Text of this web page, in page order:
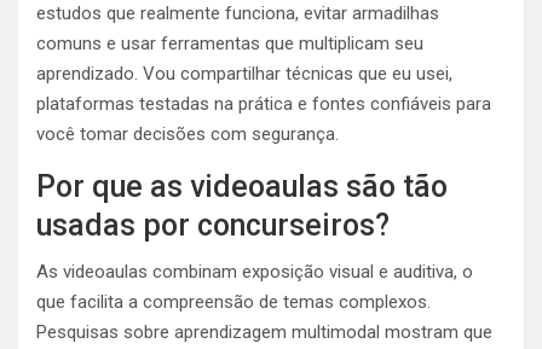
estudos que realmente funciona, evitar armadilhas
comuns e usar ferramentas que multiplicam seu
aprendizado. Vou compartilhar técnicas que eu usei,
plataformas testadas na prática e fontes confiáveis para
você tomar decisões com segurança.
Por que as videoaulas são tão
usadas por concurseiros?
As videoaulas combinam exposição visual e auditiva, o
que facilita a compreensão de temas complexos.
Pesquisas sobre aprendizagem multimodal mostram que